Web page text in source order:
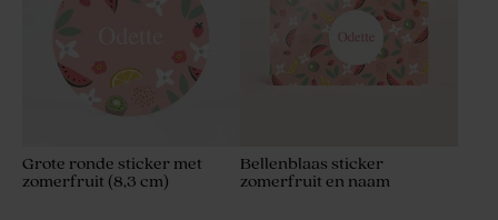
Grote ronde sticker met
zomerfruit (8,3 cm)
Bellenblaas sticker
zomerfruit en naam